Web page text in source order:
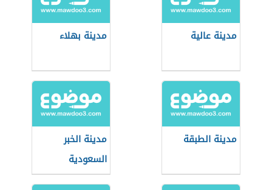
مدينة عالية مدينة بهلاء
مدينة الطبقة
مدينة الخبر
السعودية